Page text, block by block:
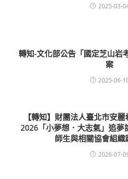
2025-03-
轉知-文化部公告「國定芝山岩
案
2025-06-
【轉知】財團法人臺北市安
2026「小夢想．大志氣」追夢
師生與相關協會組織
2026-07-